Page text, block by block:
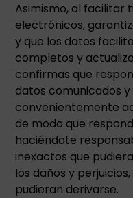
Asimismo, al facilitar
electrónicos,
y que los datos
completos y
confirmas que
datos comunicados
convenientemente
de modo que
haciéndote
inexactos que
los daños y
pudieran derivarse.